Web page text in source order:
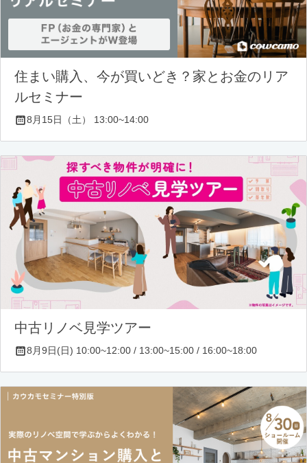
住まい購入、今が買いどき？家とお金のリア
ルセミナー
8月15日（土） 13:00~14:00
中古リノベ見学ツアー
8月9日(日) 10:00~12:00 / 13:00~15:00 / 16:00~18:00